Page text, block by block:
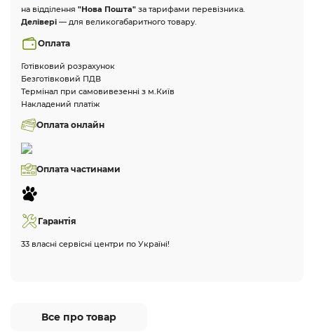
на відділення "Нова Пошта" за тарифами перевізника.
Делівері — для великогабаритного товару.
Оплата
Готівковий розрахунок
Безготівковий ПДВ
Термінал при самовивезенні з м.Київ
Накладений платіж
Оплата онлайн
Оплата частинами
Гарантія
33 власні сервісні центри по Україні!
Все про товар